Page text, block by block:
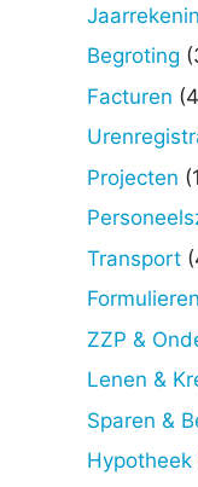
Begroting
Facturen
Projecten
Transport
Formulieren
ZZP &
Lenen &
Sparen &
Hypotheek